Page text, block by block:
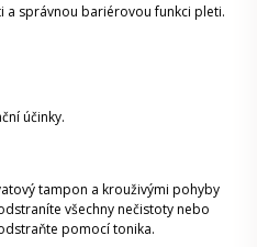
a správnou bariérovou funkci pleti.
účinky.
tampon a krouživými pohyby
všechny nečistoty nebo
pomocí tonika.